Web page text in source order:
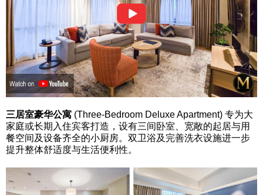
三居室豪华公寓 (Three-Bedroom Deluxe Apartment) 专为大
家庭或长期入住宾客打造，设有三间卧室、宽敞的起居与用
餐空间及设备齐全的小厨房。双卫浴及完善洗衣设施进一步
提升整体舒适度与生活便利性。